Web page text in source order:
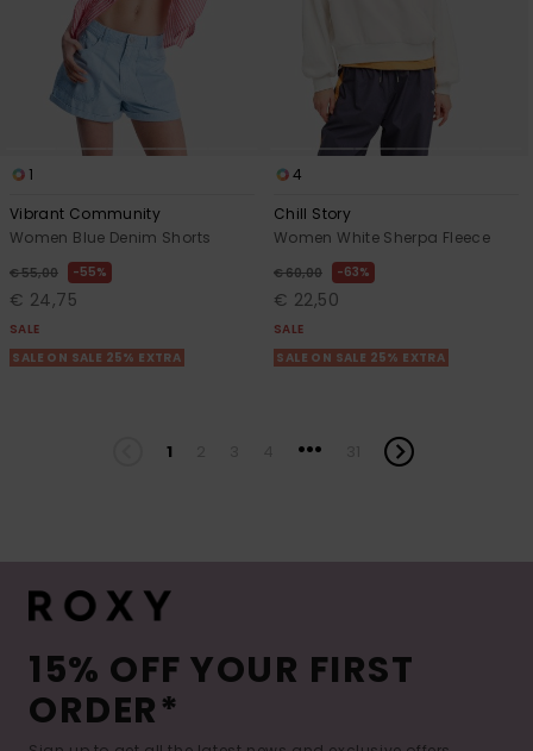
1
Vibrant Community
Women Blue Denim Shorts
€ 55,00 55%
€ 24,75
SALE
SALE ON SALE 25% EXTRA
4
Chill Story
Women White Sherpa Fleece
€ 60,00 63%
€ 22,50
SALE
SALE ON SALE 25% EXTRA
1 ...
15% OFF YOUR FIRST
ORDER*